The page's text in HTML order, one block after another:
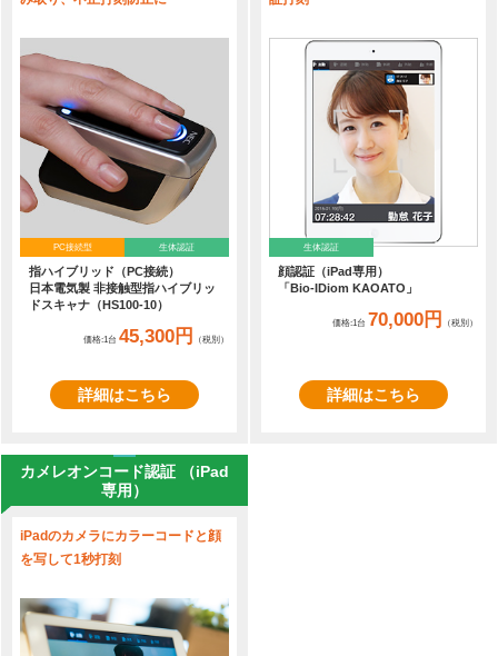
PC接続型 生体認証
指ハイブリッド（PC接続）
日本電気製 非接触型指ハイブリッ
ドスキャナ（HS100-10）
価格:1台 45,300円 （税別）
詳細はこちら
生体認証
顔認証（iPad専用）
「Bio-IDiom KAOATO」
価格:1台 70,000円 （税別）
詳細はこちら
カメレオンコード認証 （iPad
専用）
iPadのカメラにカラーコードと顔
を写して1秒打刻